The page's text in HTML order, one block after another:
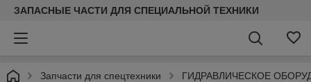
ЗАПАСНЫЕ ЧАСТИ ДЛЯ СПЕЦИАЛЬНОЙ ТЕХНИКИ
Запчасти для спецтехники ГИДРАВЛИЧЕСКОЕ